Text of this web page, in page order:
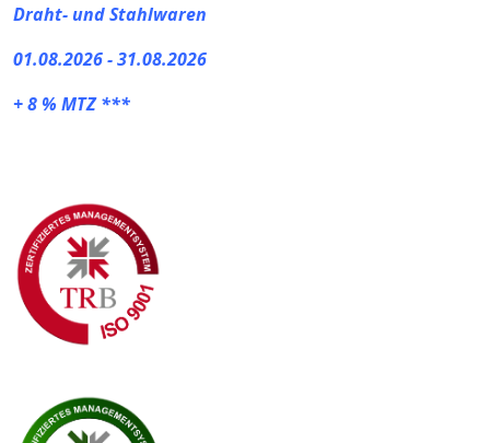
Draht- und Stahlwaren
01.08.2026 - 31.08.2026
+ 8 % MTZ ***